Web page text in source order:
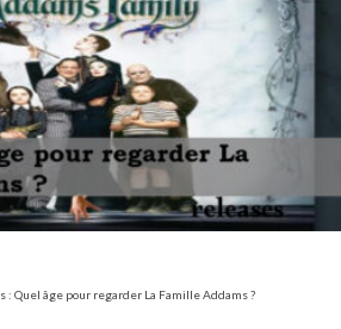
: Quel âge pour regarder La Famille Addams ?